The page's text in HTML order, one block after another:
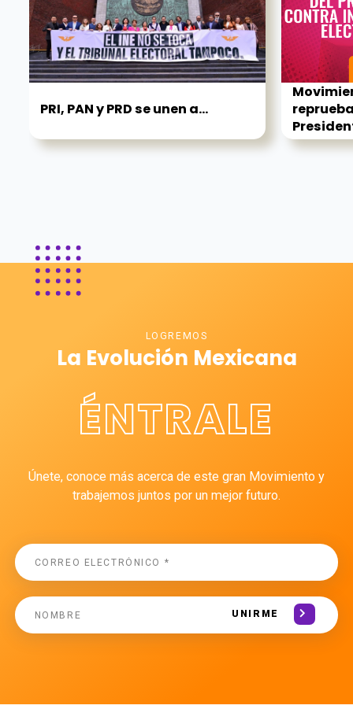
PRI, PAN y PRD se unen a...
LOGREMOS
La Evolución Mexicana
ÉNTRALE
Únete, conoce más acerca de este gran Movimiento y
trabajemos juntos por un mejor futuro.
UNIRME